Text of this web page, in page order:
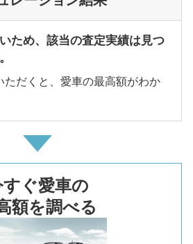
ため、該当の査定実績は見つ
ただくと、愛車の最高額がわか
すぐ愛車の
額を調べる